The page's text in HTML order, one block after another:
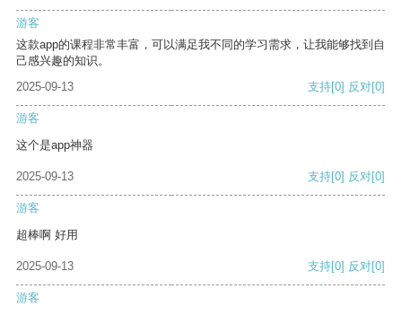
游客
这款app的课程非常丰富，可以满足我不同的学习需求，让我能够找到自
己感兴趣的知识。
2025-09-13
支持[0] 反对[0]
游客
这个是app神器
2025-09-13 支持[0] 反对[0]
游客
超棒啊 好用
2025-09-13 支持[0] 反对[0]
游客